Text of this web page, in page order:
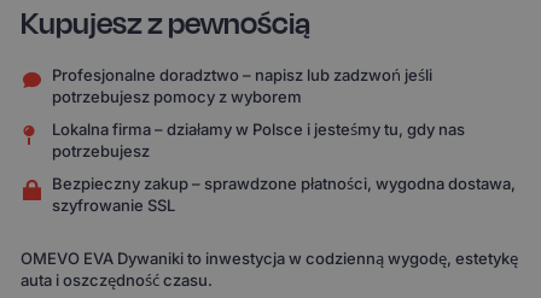
Kupujesz z pewnością
Profesjonalne doradztwo – napisz lub zadzwoń jeśli
potrzebujesz pomocy z wyborem
Lokalna firma – działamy w Polsce i jesteśmy tu, gdy nas
potrzebujesz
Bezpieczny zakup – sprawdzone płatności, wygodna dostawa,
szyfrowanie SSL
OMEVO EVA Dywaniki to inwestycja w codzienną wygodę, estetykę
auta i oszczędność czasu.